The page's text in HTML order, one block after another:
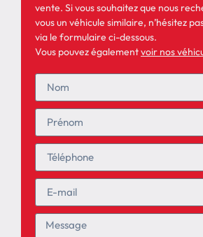
vente. Si vous souhaitez que nous
vous un véhicule similaire, n’hésitez
via le formulaire ci-dessous.
Vous pouvez égalementvoir nos